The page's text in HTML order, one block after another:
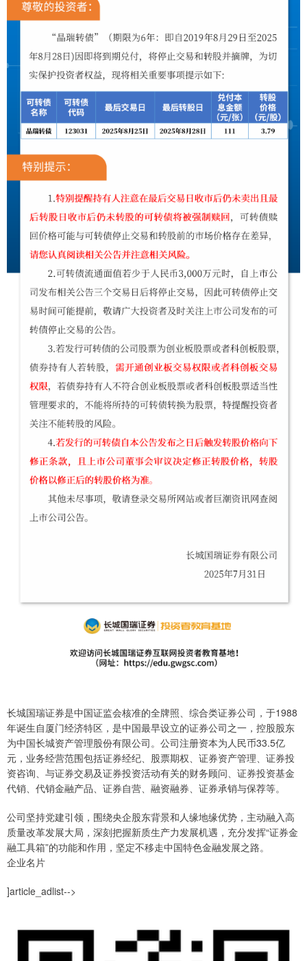
长城国瑞证券是中国证监会核准的全牌照、综合类证券公司，于1988
年诞生自厦门经济特区，是中国最早设立的证券公司之一，控股股东
为中国长城资产管理股份有限公司。公司注册资本为人民币33.5亿
元，业务经营范围包括证券经纪、股票期权、证券资产管理、证券投
资咨询、与证券交易及证券投资活动有关的财务顾问、证券投资基金
代销、代销金融产品、证券自营、融资融券、证券承销与保荐等。
公司坚持党建引领，围绕央企股东背景和人缘地缘优势，主动融入高
质量改革发展大局，深刻把握新质生产力发展机遇，充分发挥“证券金
融工具箱”的功能和作用，坚定不移走中国特色金融发展之路。
企业名片
]article_adlist-->